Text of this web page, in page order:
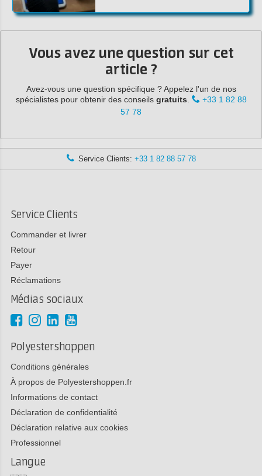
Vous avez une question sur cet
article ?
Avez-vous une question spécifique ? Appelez l'un de nos
spécialistes pour obtenir des conseils gratuits
+33 1 82 88
57 78
Service Clients: +33 1 82 88 57 78
Service Clients
Commander et livrer
Retour
Payer
Réclamations
Médias sociaux
Polyestershoppen
Conditions générales
À propos de Polyestershoppen.fr
Informations de contact
Déclaration de confidentialité
Déclaration relative aux cookies
Professionnel
Langue